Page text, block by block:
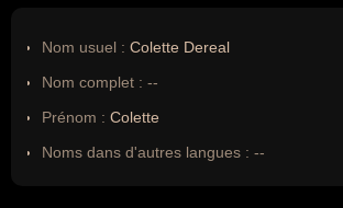
Nom usuel : Colette Dereal
Nom complet : --
Prénom : Colette
Noms dans d'autres langues : --